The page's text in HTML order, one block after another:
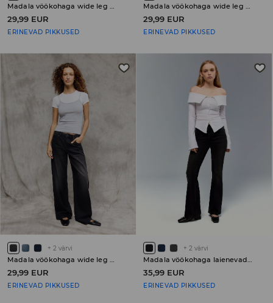
Madala vöökohaga wide leg teksapüksid PETITE
29,99 EUR
ERINEVAD PIKKUSED
Madala vöökohaga wide leg teksapüksid PETITE
29,99 EUR
ERINEVAD PIKKUSED
+ 2 värvi
29,99 EUR
ERINEVAD PIKKUSED
+ 2 värvi
35,99 EUR
ERINEVAD PIKKUSED